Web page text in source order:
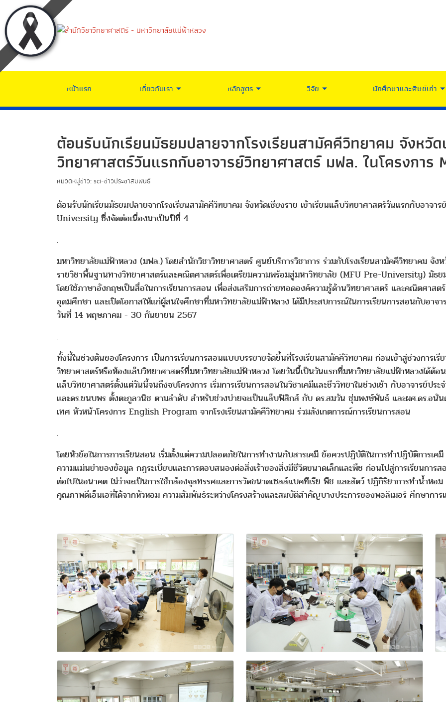
หน้าแรก เกี่ยวกับเรา หลักสูตร วิจัย นักศึกษาและศิษย์เก่า
ต้อนรับนักเรียนมัธยมปลายจากโรงเรียนสามัคคีวิทยาคม จังหวัด
วิทยาศาสตร์วันแรกกับอาจารย์วิทยาศาสตร์ มฟล. ในโครงการ
หมวดหมู่ข่าว: sci-ข่าวประชาสัมพันธ์
ต้อนรับนักเรียนมัธยมปลายจากโรงเรียนสามัคคีวิทยาคม จังหวัดเชียงราย เข้าเรียนแล็บวิทยาศาสตร์วันแรกกับอาจา
University ซึ่งจัดต่อเนื่องมาเป็นปีที่ 4
.
มหาวิทยาลัยแม่ฟ้าหลวง (มฟล.) โดยสำนักวิชาวิทยาศาสตร์ ศูนย์บริการวิชาการ ร่วมกับโรงเรียนสามัคคีวิทยาคม จังห
รายวิชาพื้นฐานทางวิทยาศาสตร์และคณิตศาสตร์เพื่อเตรียมความพร้อมสู่มหาวิทยาลัย (MFU Pre-University) มั
โดยใช้ภาษาอังกฤษเป็นสื่อในการเรียนการสอน เพื่อส่งเสริมการถ่ายทอดองค์ความรู้ด้านวิทยาศาสตร์ และคณิตศาส
อุดมศึกษา และเปิดโอกาสให้แก่ผู้สนใจศึกษาที่มหาวิทยาลัยแม่ฟ้าหลวง ได้มีประสบการณ์ในการเรียนการสอนกับอาจ
วันที่ 14 พฤษภาคม - 30 กันยายน 2567
.
ทั้งนี้ในช่วงต้นของโครงการ เป็นการเรียนการสอนแบบบรรยายจัดขึ้นที่โรงเรียนสามัคคีวิทยาคม ก่อนเข้าสู่ช่วงการ
วิทยาศาสตร์หรือห้องแล็บวิทยาศาสตร์ที่มหาวิทยาลัยแม่ฟ้าหลวง โดยวันนี้เป็นวันแรกที่มหาวิทยาลัยแม่ฟ้าหลวงได้ต้อ
แล็บวิทยาศาสตร์ตั้งแต่วันนี้จนถึงจบโครงการ เริ่มการเรียนการสอนในวิชาเคมีและชีววิทยาในช่วงเช้า กับอาจารย์ป
และดร.ขนบพร ตั้งตะกูลวนิช ตามลำดับ สำหรับช่วงบ่ายจะเป็นแล็บฟิสิกส์ กับ ดร.สมวัน ชุ่มพงษ์พันธ์ และผศ.ดร.อนั
เทศ หัวหน้าโครงการ English Program จากโรงเรียนสามัคคีวิทยาคม ร่วมสังเกตการณ์การเรียนการสอน
.
โดยหัวข้อในการการเรียนสอน เริ่มตั้งแต่ความปลอดภัยในการทำงานกับสารเคมี ข้อควรปฏิบัติในการทำปฏิบัติการเ
ความแม่นยำของข้อมูล กฎระเบียบและการตอบสนองต่อสิ่งเร้าของสิ่งมีชีวิตขนาดเล็กและพืช ก่อนไปสู่การเรียนการ
ต่อไปในอนาคต ไม่ว่าจะเป็นการใช้กล้องจุลทรรศและการวัดขนาดเซลล์แบคทีเรีย พืช และสัตว์ ปฏิกิริยาการทำน้ำหอ
คุณภาพดีเอ็นเอที่ได้จากหัวหอม ความสัมพันธ์ระหว่างโครงสร้างและสมบัติสำคัญบางประการของพอลิเมอร์ ศึกษากา